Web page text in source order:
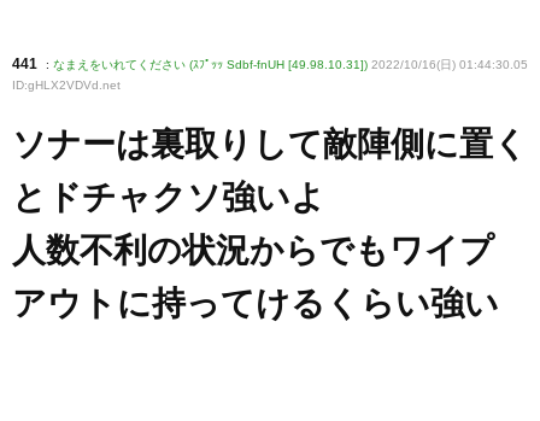
441 : なまえをいれてください (ｽﾌﾟｯｯ Sdbf-fnUH [49.98.10.31]) 2022/10/16(日) 01:44:30.05
ID:gHLX2VDVd .net
ソナーは裏取りして敵陣側に置く
とドチャクソ強いよ
人数不利の状況からでもワイプ
アウトに持ってけるくらい強い